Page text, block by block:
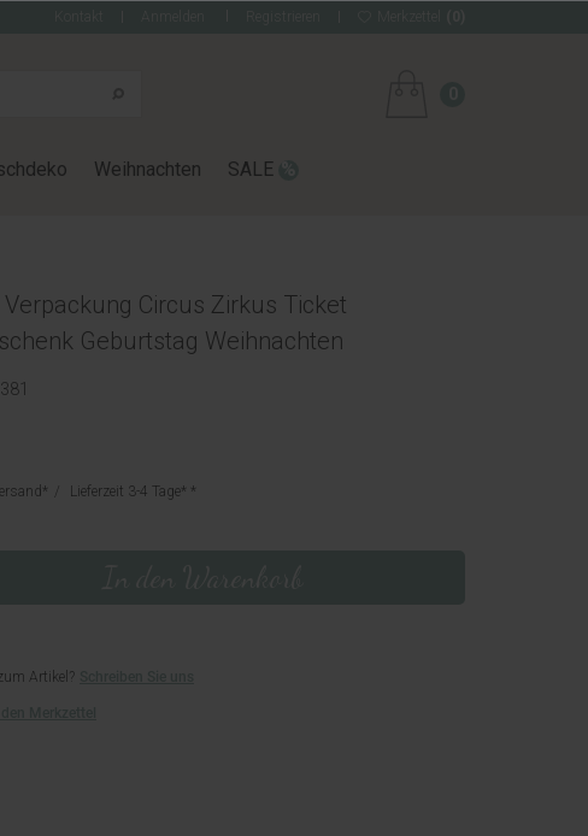
Weihnachten SALE
Circus Zirkus Ticket
Geburtstag Weihnachten
Lieferzeit 3-4 Tage*
Artikel?